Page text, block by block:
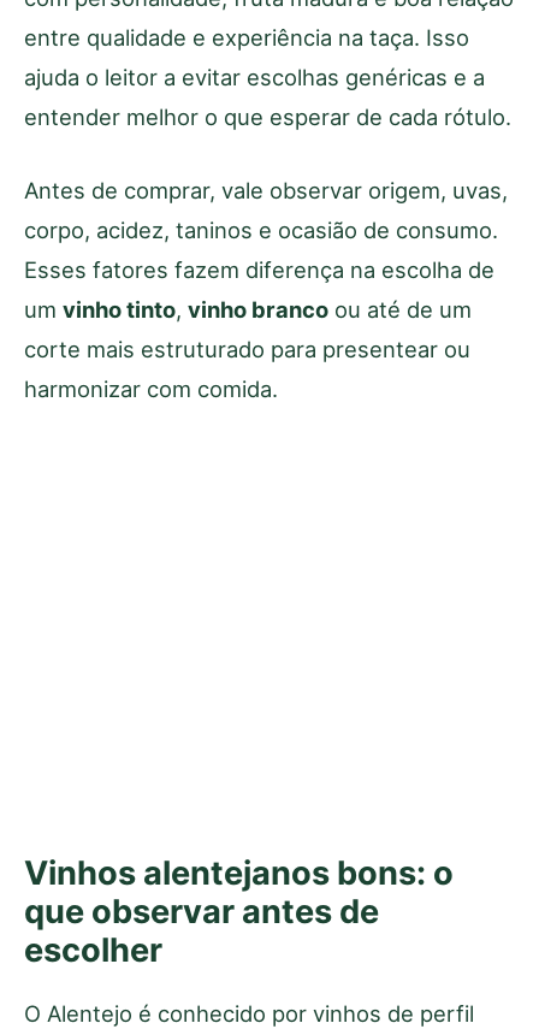
entre qualidade e experiência na taça. Isso
ajuda o leitor a evitar escolhas genéricas e a
entender melhor o que esperar de cada rótulo.
Antes de comprar, vale observar origem, uvas,
corpo, acidez, taninos e ocasião de consumo.
Esses fatores fazem diferença na escolha de
um vinho tinto, vinho branco ou até de um
corte mais estruturado para presentear ou
harmonizar com comida.
Vinhos alentejanos bons: o
que observar antes de
escolher
O Alentejo é conhecido por vinhos de perfil